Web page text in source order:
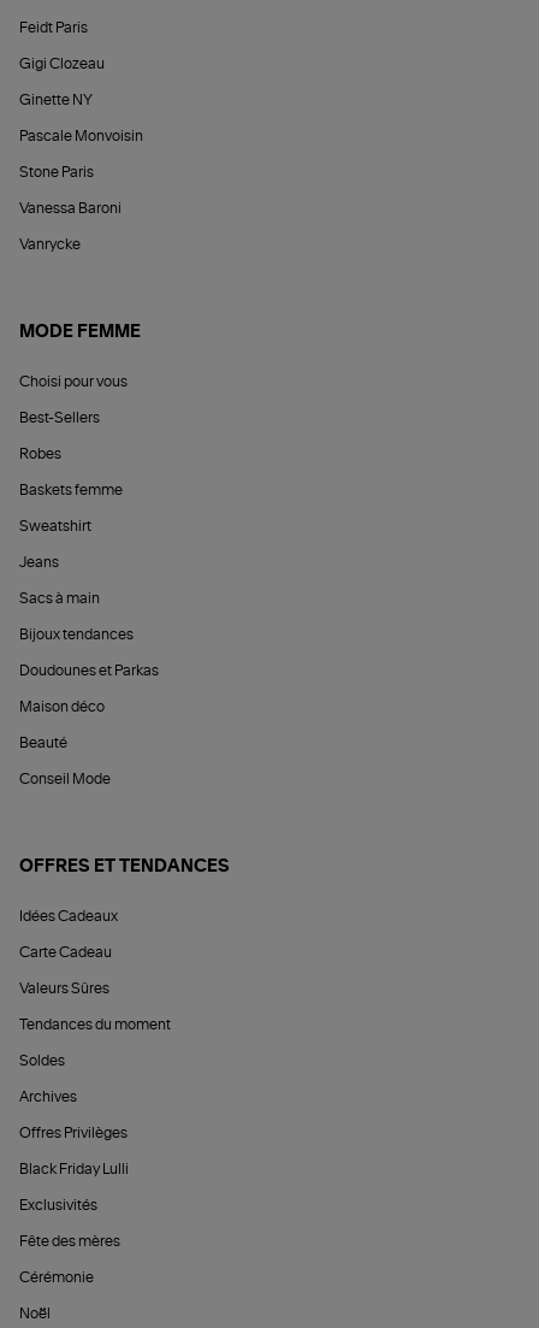
Feidt Paris
Gigi Clozeau
Ginette NY
Pascale Monvoisin
Stone Paris
Vanessa Baroni
Vanrycke
MODE FEMME
Choisi pour vous
Best-Sellers
Robes
Baskets femme
Sweatshirt
Jeans
Sacs à main
Bijoux tendances
Doudounes et Parkas
Maison déco
Beauté
Conseil Mode
OFFRES ET TENDANCES
Idées Cadeaux
Carte Cadeau
Valeurs Sûres
Tendances du moment
Soldes
Archives
Offres Privilèges
Black Friday Lulli
Exclusivités
Fête des mères
Cérémonie
Noël